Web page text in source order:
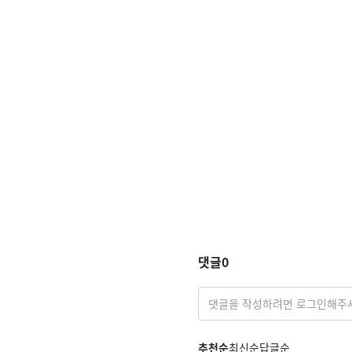
댓글0
댓글을 작성하려면 로그인해주
추천순최신순답글순